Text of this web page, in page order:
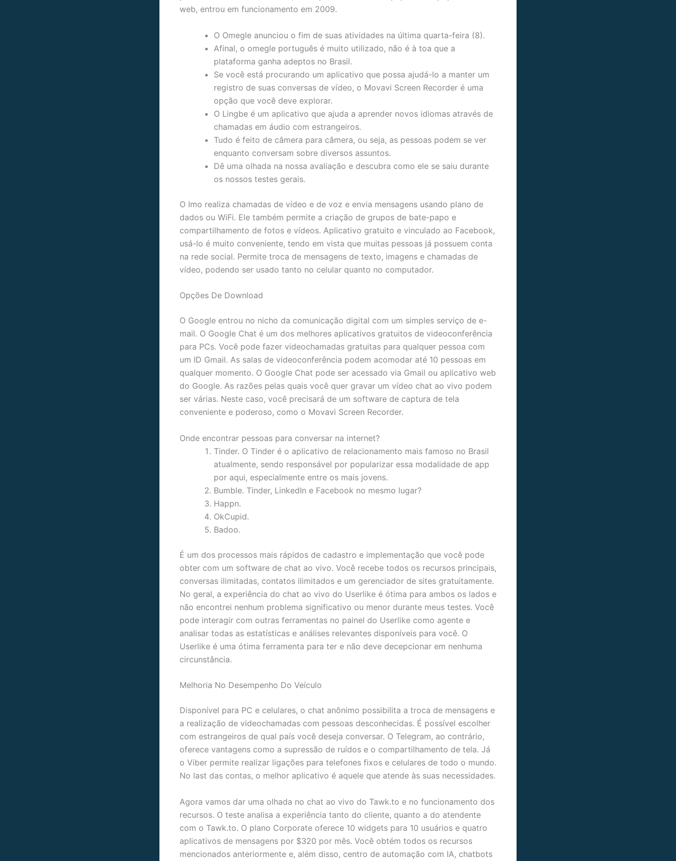
web, entrou em funcionamento em 2009.
O Omegle anunciou o fim de suas atividades na última quarta-feira (8).
Afinal, o omegle português é muito utilizado, não é à toa que a
plataforma ganha adeptos no Brasil.
Se você está procurando um aplicativo que possa ajudá-lo a manter um
registro de suas conversas de vídeo, o Movavi Screen Recorder é uma
opção que você deve explorar.
O Lingbe é um aplicativo que ajuda a aprender novos idiomas através de
chamadas em áudio com estrangeiros.
Tudo é feito de câmera para câmera, ou seja, as pessoas podem se ver
enquanto conversam sobre diversos assuntos.
Dê uma olhada na nossa avaliação e descubra como ele se saiu durante
os nossos testes gerais.
O Imo realiza chamadas de vídeo e de voz e envia mensagens usando plano de
dados ou WiFi. Ele também permite a criação de grupos de bate-papo e
compartilhamento de fotos e vídeos. Aplicativo gratuito e vinculado ao Facebook,
usá-lo é muito conveniente, tendo em vista que muitas pessoas já possuem conta
na rede social. Permite troca de mensagens de texto, imagens e chamadas de
vídeo, podendo ser usado tanto no celular quanto no computador.
Opções De Download
O Google entrou no nicho da comunicação digital com um simples serviço de e-
mail. O Google Chat é um dos melhores aplicativos gratuitos de videoconferência
para PCs. Você pode fazer videochamadas gratuitas para qualquer pessoa com
um ID Gmail. As salas de videoconferência podem acomodar até 10 pessoas em
qualquer momento. O Google Chat pode ser acessado via Gmail ou aplicativo web
do Google. As razões pelas quais você quer gravar um vídeo chat ao vivo podem
ser várias. Neste caso, você precisará de um software de captura de tela
conveniente e poderoso, como o Movavi Screen Recorder.
Onde encontrar pessoas para conversar na internet?
Tinder. O Tinder é o aplicativo de relacionamento mais famoso no Brasil
atualmente, sendo responsável por popularizar essa modalidade de app
por aqui, especialmente entre os mais jovens.
Bumble. Tinder, LinkedIn e Facebook no mesmo lugar?
Happn.
OkCupid.
Badoo.
É um dos processos mais rápidos de cadastro e implementação que você pode
obter com um software de chat ao vivo. Você recebe todos os recursos principais,
conversas ilimitadas, contatos ilimitados e um gerenciador de sites gratuitamente.
No geral, a experiência do chat ao vivo do Userlike é ótima para ambos os lados e
não encontrei nenhum problema significativo ou menor durante meus testes. Você
pode interagir com outras ferramentas no painel do Userlike como agente e
analisar todas as estatísticas e análises relevantes disponíveis para você. O
Userlike é uma ótima ferramenta para ter e não deve decepcionar em nenhuma
circunstância.
Melhoria No Desempenho Do Veículo
Disponível para PC e celulares, o chat anônimo possibilita a troca de mensagens e
a realização de videochamadas com pessoas desconhecidas. É possível escolher
com estrangeiros de qual país você deseja conversar. O Telegram, ao contrário,
oferece vantagens como a supressão de ruídos e o compartilhamento de tela. Já
o Viber permite realizar ligações para telefones fixos e celulares de todo o mundo.
No last das contas, o melhor aplicativo é aquele que atende às suas necessidades.
Agora vamos dar uma olhada no chat ao vivo do Tawk.to e no funcionamento dos
recursos. O teste analisa a experiência tanto do cliente, quanto a do atendente
com o Tawk.to. O plano Corporate oferece 10 widgets para 10 usuários e quatro
aplicativos de mensagens por $320 por mês. Você obtém todos os recursos
mencionados anteriormente e, além disso, centro de automação com IA, chatbots